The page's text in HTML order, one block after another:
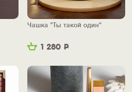
1 280 Р
Чашка "Ты такой один"